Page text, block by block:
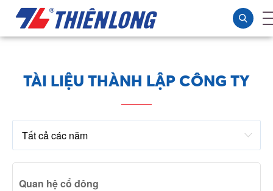
TÀI LIỆU THÀNH LẬP CÔNG TY
Quan hệ cổ đông